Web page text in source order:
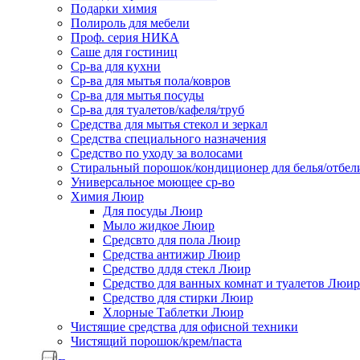
Подарки химия
Полироль для мебели
Проф. серия НИКА
Саше для гостиниц
Ср-ва для кухни
Ср-ва для мытья пола/ковров
Ср-ва для мытья посуды
Ср-ва для туалетов/кафеля/труб
Средства для мытья стекол и зеркал
Средства специального назначения
Средство по уходу за волосами
Стиральный порошок/кондиционер для белья/
Универсальное моющее ср-во
Химия Люир
Для посуды Люир
Мыло жидкое Люир
Средсвто для пола Люир
Средства антижир Люир
Средство длдя стекл Люир
Средство для ванных комнат и туалетов Люир
Средство для стирки Люир
Хлорные Таблетки Люир
Чистящие средства для офисной техники
Чистящий порошок/крем/паста